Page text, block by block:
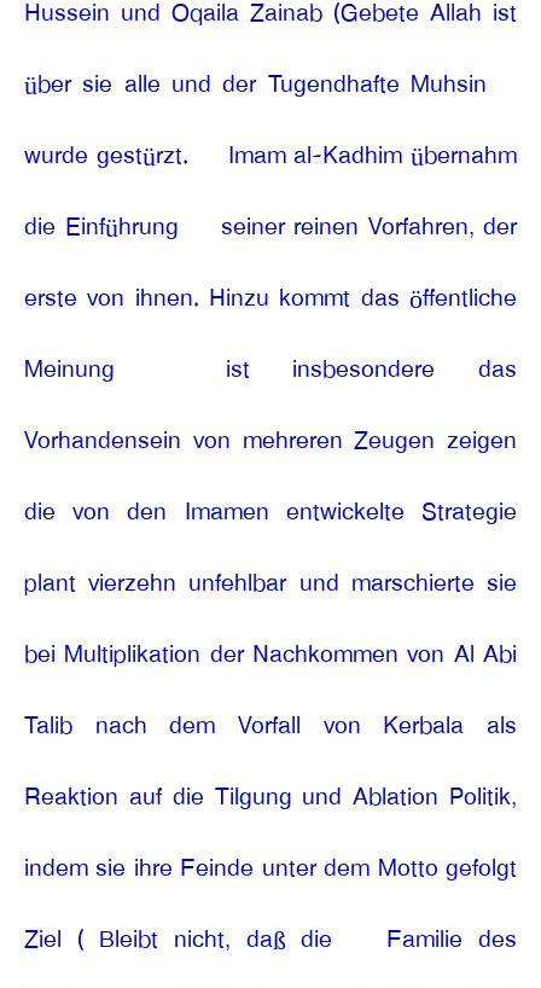
Hussein und Oqaila Zainab (Gebete Allah ist
über sie alle und der Tugendhafte Muhsin
wurde gestürzt.
Imam al-Kadhim übernahm
die Einführung
seiner reinen Vorfahren, der
erste von ihnen. Hinzu kommt das öffentliche
Meinung
ist insbesondere das
Vorhandensein von mehreren Zeugen zeigen
die von den Imamen entwickelte Strategie
plant vierzehn unfehlbar und marschierte sie
bei Multiplikation der Nachkommen von Al Abi
Talib nach dem Vorfall von Kerbala als
Reaktion auf die Tilgung und Ablation Politik,
indem sie ihre Feinde unter dem Motto gefolgt
Ziel ( Bleibt nicht, daß die
Familie des